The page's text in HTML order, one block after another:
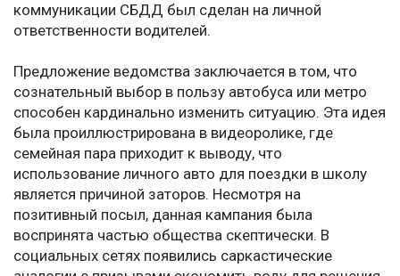
коммуникации СБДД был сделан на личной
ответственности водителей.
Предложение ведомства заключается в том, что
сознательный выбор в пользу автобуса или метро
способен кардинально изменить ситуацию. Эта идея
была проиллюстрирована в видеоролике, где
семейная пара приходит к выводу, что
использование личного авто для поездки в школу
является причиной заторов. Несмотря на
позитивный посыл, данная кампания была
воспринята частью общества скептически. В
социальных сетях появились саркастические